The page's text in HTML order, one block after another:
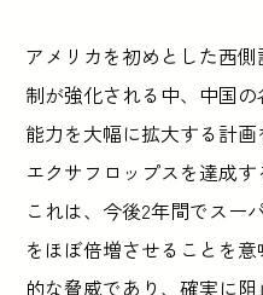
アメリカを初めとした西
制が強化される中、中国
能力を大幅に拡大する計
エクサフロップスを達成す
これは、今後2年間でスー
をほぼ倍増させることを
的な脅威であり、確実に